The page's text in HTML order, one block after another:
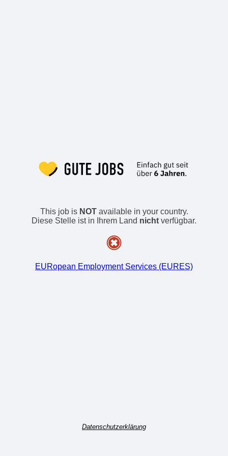
This job is NOTavailable in your country.
Diese Stelle ist in Ihrem Land nicht verfügbar.
EURopean Employment Services (EURES)
Datenschutzerklärung